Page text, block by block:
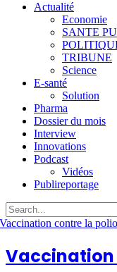
Actualité
Economie
SANTE
TRIBUNE
Science
E-santé
Solution
Pharma
Dossier du mois
Interview
Innovations
Podcast
Vidéos
Publireportage
Vaccination